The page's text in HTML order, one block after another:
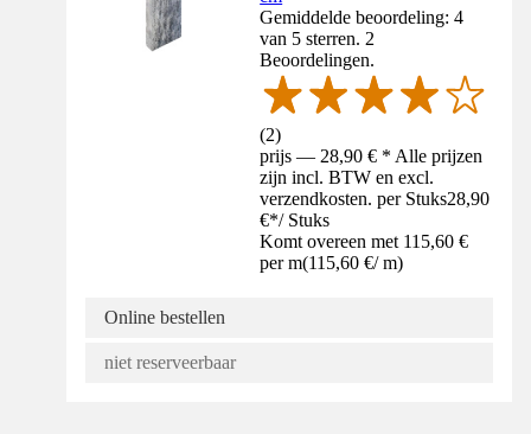
Gemiddelde beoordeling: 4
van 5 sterren. 2
Beoordelingen.
(2)
prijs — 28,90 € * Alle prijzen
zijn incl. BTW en excl.
verzendkosten. per Stuks28,90
€*/ Stuks
Komt overeen met 115,60 €
per m(115,60 €/ m)
Online bestellen
niet reserveerbaar